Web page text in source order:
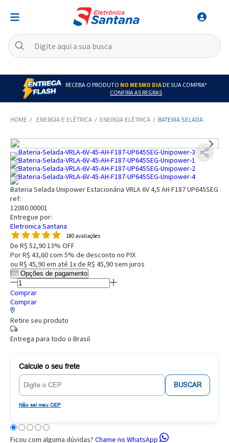
RECEBA O PRODUTO NO MESMO DIADE SUA COMPRA*
CONFIRA AS REGRAS
ENERGIA E ELÉTRICA ENERGIA ELÉTRICA BATERIA SELADA
Bateria Selada Unipower Estacionária VRLA 6V 4,5 AH F187 UP645SEG
ref:
12080.00001
Entregue por:
Eletronica Santana
180 avaliações
De R$ 52,90 13% OFF
PorR$ 43,60com 5% de desconto no PIX
ou R$ 45,90em até 1x de R$ 45,90sem juros
Opções de pagamento
Comprar
Comprar
Retire seu produto
Entrega para todo o Brasil
Calcule o seu frete
BUSCAR
Não sei meu CEP
Ficou com alguma dúvidas? Chame no WhatsApp